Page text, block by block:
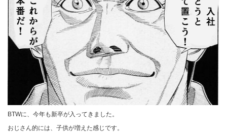
BTWに、今年も新卒が入ってきました。
おじさん的には、子供が増えた感じです。